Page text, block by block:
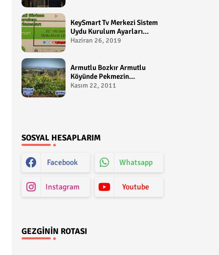
KeySmart Tv Merkezi Sistem
Uydu Kurulum Ayarları
Video anlatım -
Haziran 26, 2019
Armutlu Bozkır Armutlu
Köyünde Pekmezin
Hikayesi:Gezen Bilir Kontv
Kasım 22, 2011
SOSYAL HESAPLARIM
Facebook Whatsapp
Instagram Youtube
GEZGININ ROTASI